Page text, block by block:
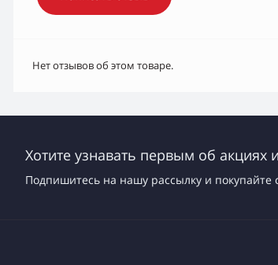
Нет отзывов об этом товаре.
Хотите узнавать первым об акциях
Подпишитесь на нашу рассылку и покупайте